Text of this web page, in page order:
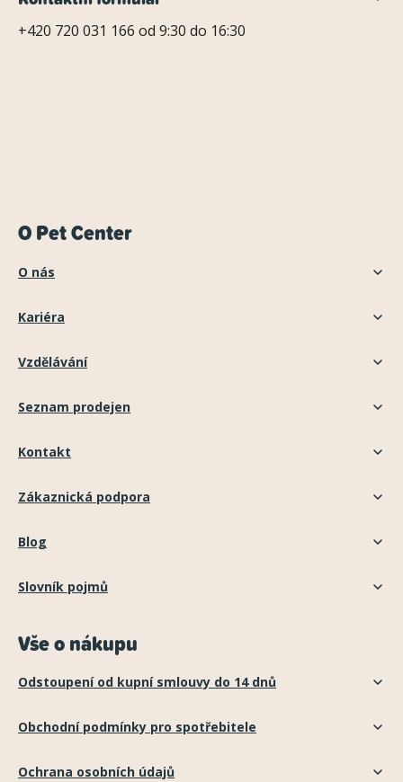
+420 720 031 166 od 9:30 do 16:30
O Pet Center
O nás
Kariéra
Vzdělávání
Seznam prodejen
Kontakt
Zákaznická podpora
Blog
Slovník pojmů
Vše o nákupu
Odstoupení od kupní smlouvy do 14 dnů
Obchodní podmínky pro spotřebitele
Ochrana osobních údajů